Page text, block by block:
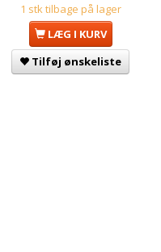
1 stk tilbage på lager
LÆG I KURV
Tilføj ønskeliste